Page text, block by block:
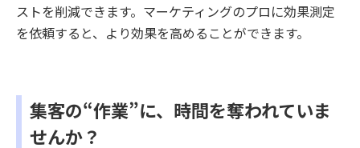
ストを削減できます。マーケティングのプロに効果測定
を依頼すると、より効果を高めることができます。
集客の“作業”に、時間を奪われていま
せんか？